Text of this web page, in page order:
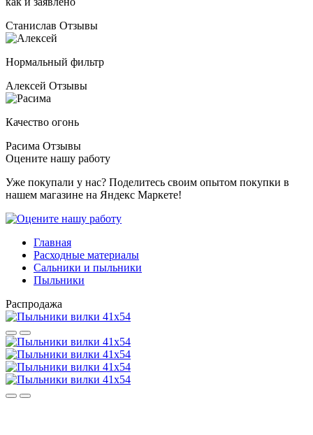
Станислав Отзывы
Нормальный фильтр
Алексей Отзывы
Качество огонь
Расима Отзывы
Оцените нашу работу
Уже покупали у нас? Поделитесь своим опытом покупки в
нашем магазине на Яндекс Маркете!
Главная
Расходные материалы
Сальники и пыльники
Пыльники
Распродажа